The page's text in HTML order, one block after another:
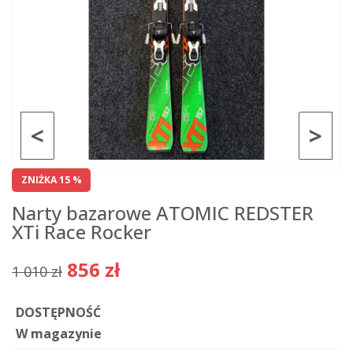
>
<
ZNIŻKA 15 %
Narty bazarowe ATOMIC REDSTER
XTi Race Rocker
1 010 zł 856 zł
DOSTĘPNOŚĆ
W magazynie